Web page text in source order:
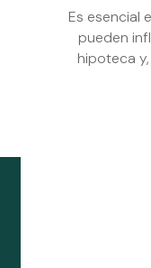
tres
a tu
Es esencial
pueden
hipoteca
Uno de